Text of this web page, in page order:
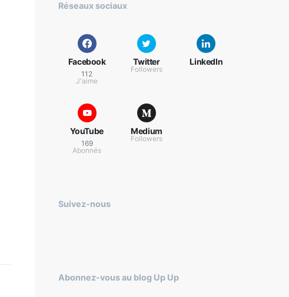
Réseaux sociaux
Facebook
112
J'aime
Twitter
Followers
LinkedIn
YouTube
169
Abonnés
Medium
Followers
Suivez-nous
Abonnez-vous au blog Up Up